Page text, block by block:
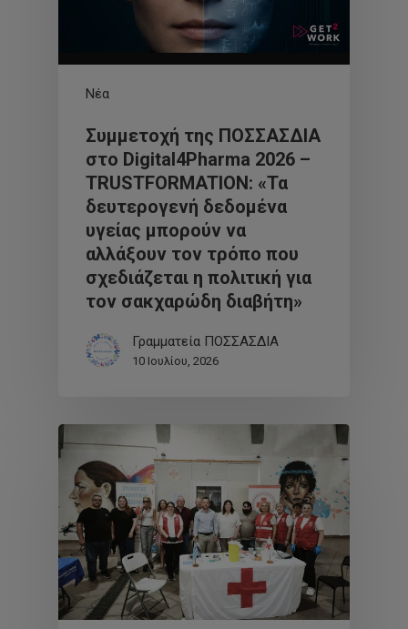
Νέα
Συμμετοχή της ΠΟΣΣΑΣΔΙΑ
στο Digital4Pharma 2026 –
TRUSTFORMATION: «Τα
δευτερογενή δεδομένα
υγείας μπορούν να
αλλάξουν τον τρόπο που
σχεδιάζεται η πολιτική για
τον σακχαρώδη διαβήτη»
Γραμματεία ΠΟΣΣΑΣΔΙΑ
10 Ιουλίου, 2026